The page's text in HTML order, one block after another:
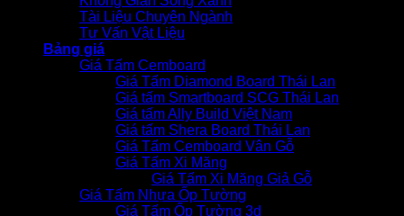
Tài Liệu Chuyên Ngành
Tư Vấn Vật Liệu
Bảng giá
Giá Tấm Cemboard
Giá Tấm Diamond Board Thái Lan
Giá tấm Smartboard SCG Thái Lan
Giá tấm Ally Build Việt Nam
Giá tấm Shera Board Thái Lan
Giá Tấm Cemboard Vân Gỗ
Giá Tấm Xi Măng
Giá Tấm Xi Măng Giả Gỗ
Giá Tấm Nhựa Ốp Tường
Giá Tấm Ốp Tường 3d